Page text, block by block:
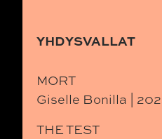
YHDYSVALLAT
MORT
Giselle Bonilla |
THE TEST